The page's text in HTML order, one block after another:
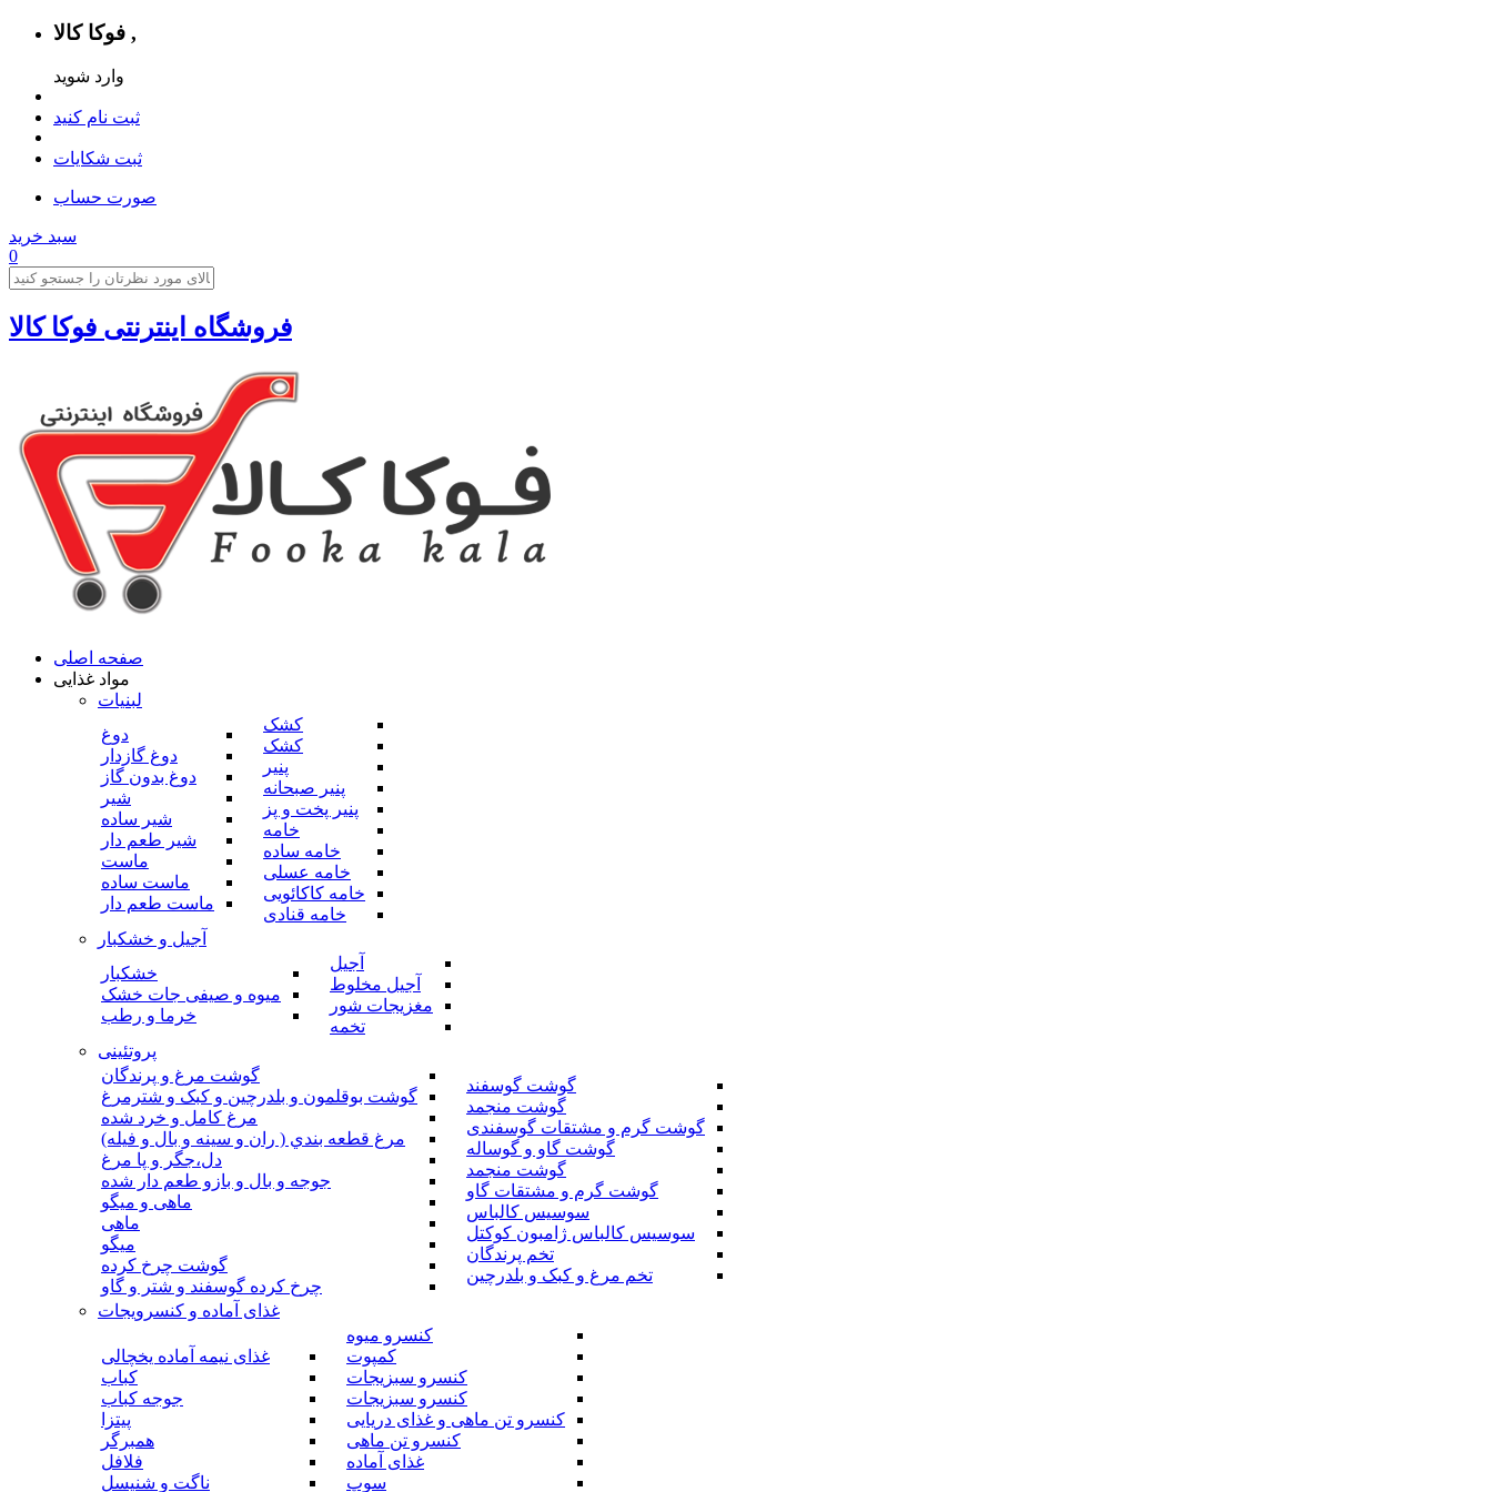
فوکا کالا ,
وارد شوید
ثبت نام کنید
ثبت شکایات
صورت حساب
سبد خرید
0
فروشگاه اینترنتی فوکا کالا
صفحه اصلی
مواد غذایی
لبنیات
کشک
کشک
پنیر
پنیر صبحانه
پنیر پخت و پز
خامه
خامه ساده
خامه عسلی
خامه کاکائویی
خامه قنادی
دوغ
دوغ گازدار
دوغ بدون گاز
شیر
شیر ساده
شیر طعم دار
ماست
ماست ساده
ماست طعم دار
آجیل و خشکبار
آجیل
آجیل مخلوط
مغزیجات شور
تخمه
خشکبار
میوه و صیفی جات خشک
خرما و رطب
پروتئینی
گوشت گوسفند
گوشت منجمد
گوشت گرم و مشتقات گوسفندی
گوشت گاو و گوساله
گوشت منجمد
گوشت گرم و مشتقات گاو
سوسیس کالباس
سوسیس کالباس ژامبون کوکتل
تخم پرندگان
تخم مرغ و کبک و بلدرچین
گوشت مرغ و پرندگان
گوشت بوقلمون و بلدرچین و کبک و شترمرغ
مرغ کامل و خرد شده
مرغ قطعه بندي ( ران و سينه و بال و فيله)
دل،جگر و پا مرغ
جوجه و بال و بازو طعم دار شده
ماهی و میگو
ماهی
میگو
گوشت چرخ کرده
چرخ کرده گوسفند و شتر و گاو
غذای آماده و کنسرویجات
کنسرو میوه
کمپوت
کنسرو سبزیجات
کنسرو سبزیجات
کنسرو تن ماهی و غذای دریایی
کنسرو تن ماهی
غذای آماده
سوپ
غذای نیمه آماده یخچالی
کباب
جوجه کباب
پیتزا
همبرگر
فلافل
ناگت و شنیسل